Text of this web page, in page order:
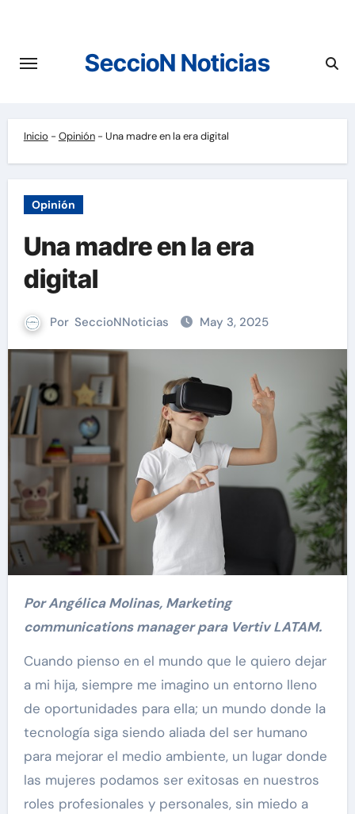
contenido
SeccioN Noticias
Inicio - Opinión- Una madre en la era digital
Opinión
Una madre en la era
digital
Por SeccioNNoticias May 3, 2025
Por Angélica Molinas, Marketing
communications manager para Vertiv LATAM.
Cuando pienso en el mundo que le quiero dejar
a mi hija, siempre me imagino un entorno lleno
de oportunidades para ella; un mundo donde la
tecnología siga siendo aliada del ser humano
para mejorar el medio ambiente, un lugar donde
las mujeres podamos ser exitosas en nuestros
roles profesionales y personales, sin miedo a